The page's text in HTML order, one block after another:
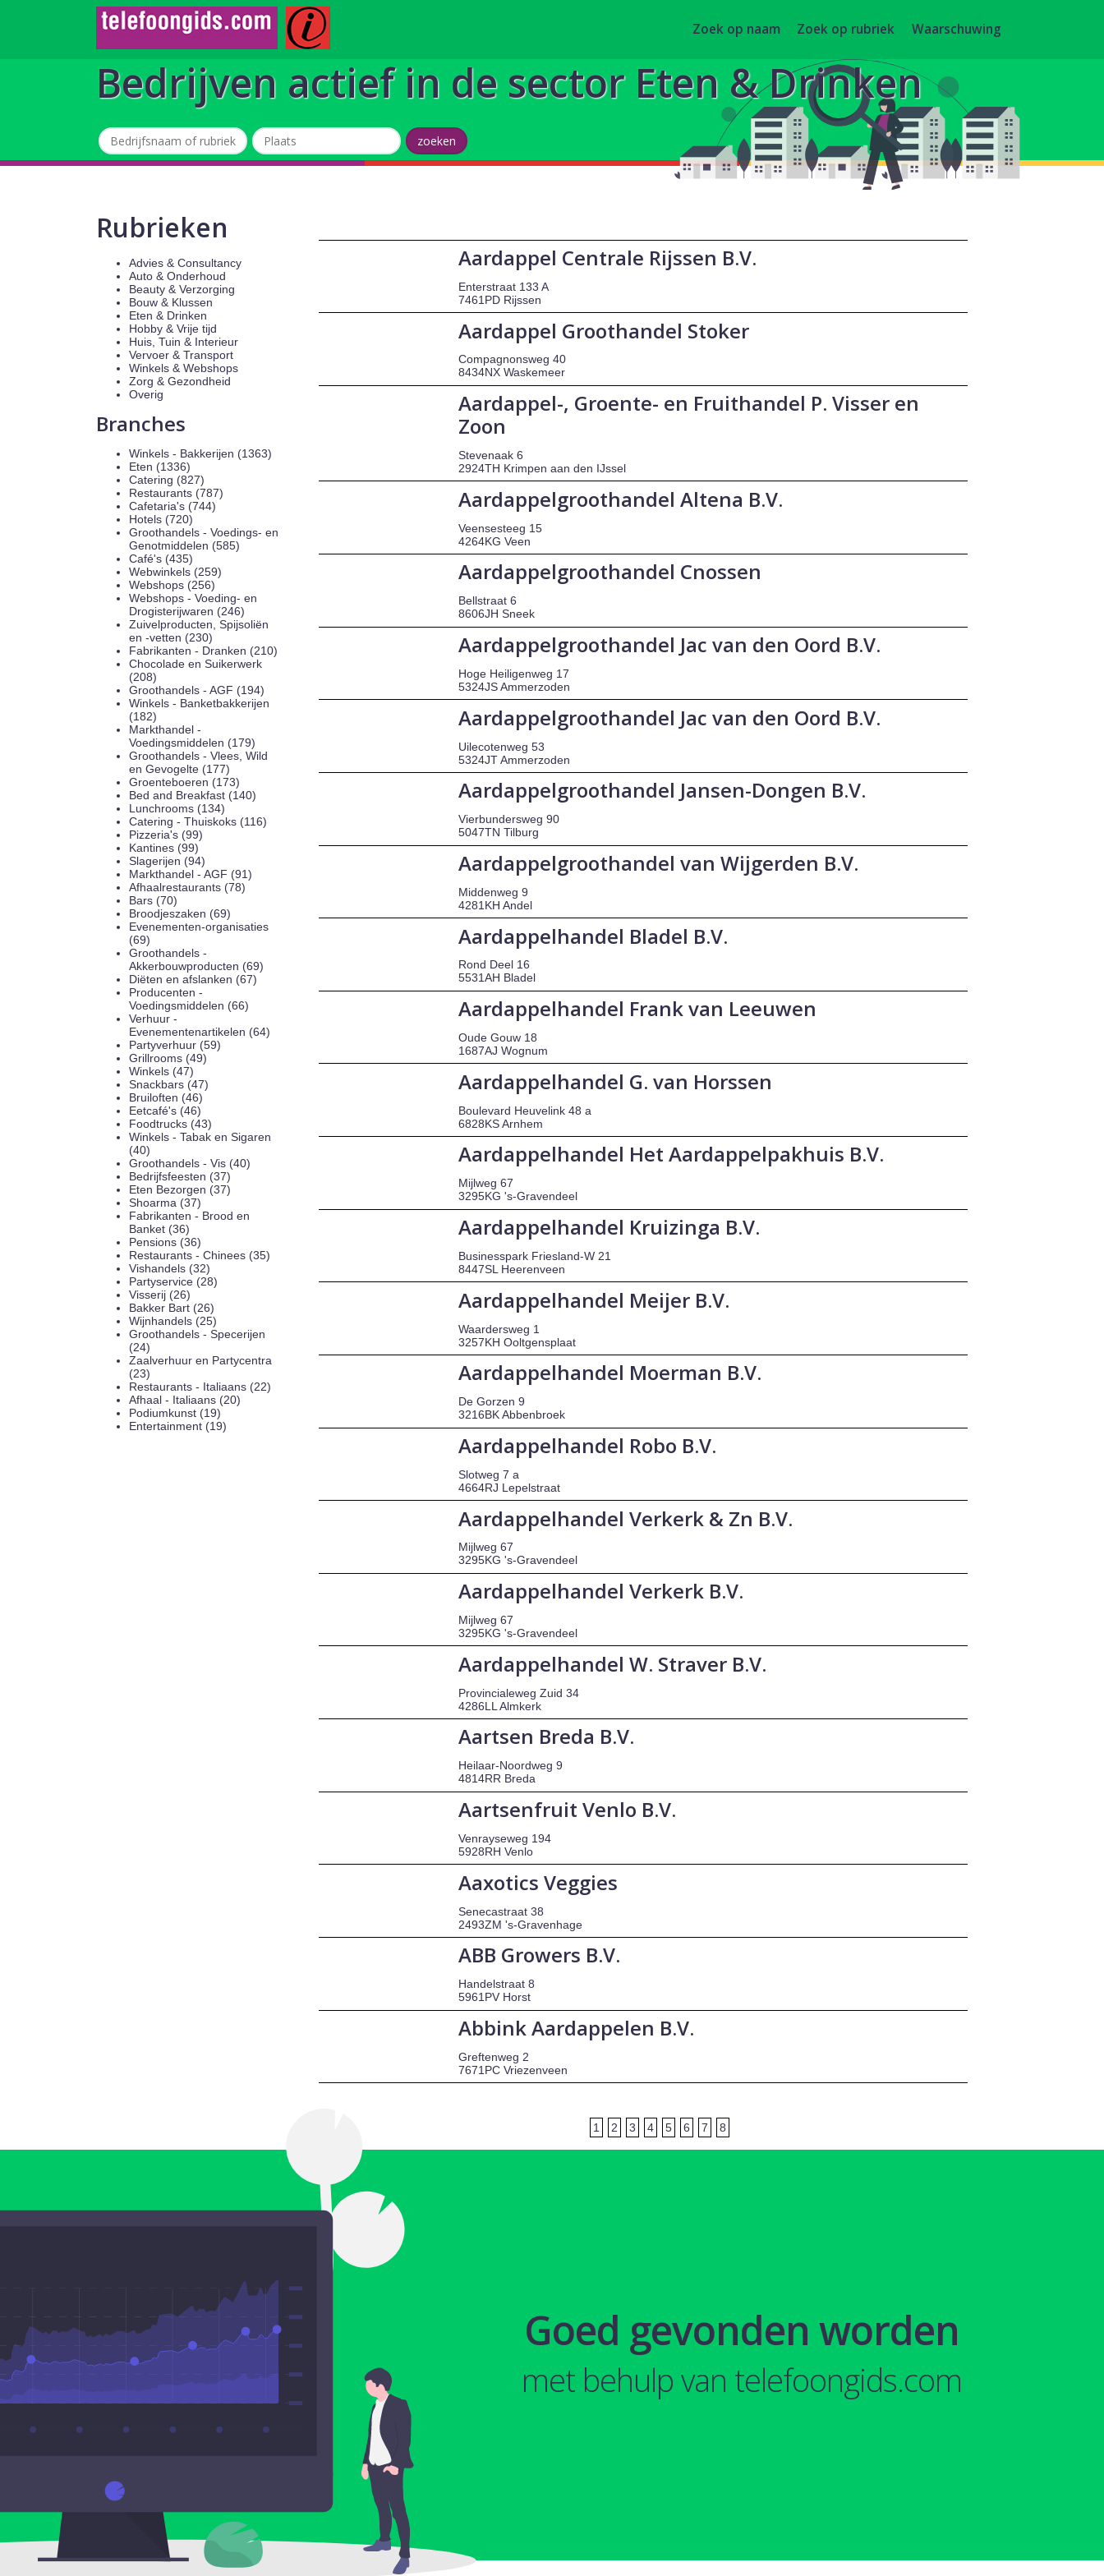
Zoek op naam Zoek op rubriek Waarschuwing
Bedrijven actief in de sector Eten & Drinken
Rubrieken
Advies & Consultancy
Auto & Onderhoud
Beauty & Verzorging
Bouw & Klussen
Eten & Drinken
Hobby & Vrije tijd
Huis, Tuin & Interieur
Vervoer & Transport
Winkels & Webshops
Zorg & Gezondheid
Overig
Branches
Winkels - Bakkerijen (1363)
Eten (1336)
Catering (827)
Restaurants (787)
Cafetaria's (744)
Hotels (720)
Groothandels - Voedings- en
Genotmiddelen (585)
Café's (435)
Webwinkels (259)
Webshops (256)
Webshops - Voeding- en
Drogisterijwaren (246)
Zuivelproducten, Spijsoliën
en -vetten (230)
Fabrikanten - Dranken (210)
Chocolade en Suikerwerk
(208)
Groothandels - AGF (194)
Winkels - Banketbakkerijen
(182)
Markthandel -
Voedingsmiddelen (179)
Groothandels - Vlees, Wild
en Gevogelte (177)
Groenteboeren (173)
Bed and Breakfast (140)
Lunchrooms (134)
Catering - Thuiskoks (116)
Pizzeria's (99)
Kantines (99)
Slagerijen (94)
Markthandel - AGF (91)
Afhaalrestaurants (78)
Bars (70)
Broodjeszaken (69)
Evenementen-organisaties
(69)
Groothandels -
Akkerbouwproducten (69)
Diëten en afslanken (67)
Producenten -
Voedingsmiddelen (66)
Verhuur -
Evenementenartikelen (64)
Partyverhuur (59)
Grillrooms (49)
Winkels (47)
Snackbars (47)
Bruiloften (46)
Eetcafé's (46)
Foodtrucks (43)
Winkels - Tabak en Sigaren
(40)
Groothandels - Vis (40)
Bedrijfsfeesten (37)
Eten Bezorgen (37)
Shoarma (37)
Fabrikanten - Brood en
Banket (36)
Pensions (36)
Restaurants - Chinees (35)
Vishandels (32)
Partyservice (28)
Visserij (26)
Bakker Bart (26)
Wijnhandels (25)
Groothandels - Specerijen
(24)
Zaalverhuur en Partycentra
(23)
Restaurants - Italiaans (22)
Afhaal - Italiaans (20)
Podiumkunst (19)
Entertainment (19)
Aardappel Centrale Rijssen B.V.
Enterstraat 133 A
7461PD Rijssen
Aardappel Groothandel Stoker
Compagnonsweg 40
8434NX Waskemeer
Aardappel-, Groente- en Fruithandel P. Visser en
Zoon
Stevenaak 6
2924TH Krimpen aan den IJssel
Aardappelgroothandel Altena B.V.
Veensesteeg 15
4264KG Veen
Aardappelgroothandel Cnossen
Bellstraat 6
8606JH Sneek
Aardappelgroothandel Jac van den Oord B.V.
Hoge Heiligenweg 17
5324JS Ammerzoden
Aardappelgroothandel Jac van den Oord B.V.
Uilecotenweg 53
5324JT Ammerzoden
Aardappelgroothandel Jansen-Dongen B.V.
Vierbundersweg 90
5047TN Tilburg
Aardappelgroothandel van Wijgerden B.V.
Middenweg 9
4281KH Andel
Aardappelhandel Bladel B.V.
Rond Deel 16
5531AH Bladel
Aardappelhandel Frank van Leeuwen
Oude Gouw 18
1687AJ Wognum
Aardappelhandel G. van Horssen
Boulevard Heuvelink 48 a
6828KS Arnhem
Aardappelhandel Het Aardappelpakhuis B.V.
Mijlweg 67
3295KG 's-Gravendeel
Aardappelhandel Kruizinga B.V.
Businesspark Friesland-W 21
8447SL Heerenveen
Aardappelhandel Meijer B.V.
Waardersweg 1
3257KH Ooltgensplaat
Aardappelhandel Moerman B.V.
De Gorzen 9
3216BK Abbenbroek
Aardappelhandel Robo B.V.
Slotweg 7 a
4664RJ Lepelstraat
Aardappelhandel Verkerk & Zn B.V.
Mijlweg 67
3295KG 's-Gravendeel
Aardappelhandel Verkerk B.V.
Mijlweg 67
3295KG 's-Gravendeel
Aardappelhandel W. Straver B.V.
Provincialeweg Zuid 34
4286LL Almkerk
Aartsen Breda B.V.
Heilaar-Noordweg 9
4814RR Breda
Aartsenfruit Venlo B.V.
Venrayseweg 194
5928RH Venlo
Aaxotics Veggies
Senecastraat 38
2493ZM 's-Gravenhage
ABB Growers B.V.
Handelstraat 8
5961PV Horst
Abbink Aardappelen B.V.
Greftenweg 2
7671PC Vriezenveen
1 2 3 4 5 6 7 8
Goed gevonden worden
met behulp van telefoongids.com